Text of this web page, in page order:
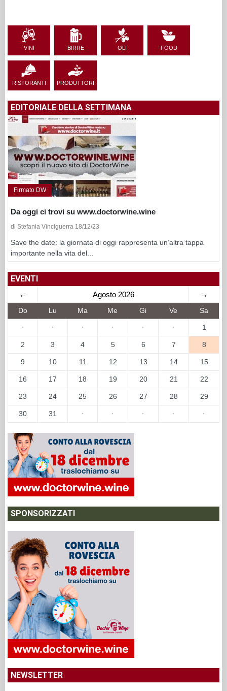
VINI BIRRE OLI FOOD
RISTORANTI PRODUTTORI
EDITORIALE DELLA SETTIMANA
Firmato DW
Da oggi ci trovi su www.doctorwine.wine
di Stefania Vinciguerra 18/12/23
Save the date: la giornata di oggi rappresenta un’altra tappa
importante nella vita del...
EVENTI
← Agosto 2026 →
Do Lu Ma Me Gi Ve Sa
· · · · · · 1
2 3 4 5 6 7 8
9 10 11 12 13 14 15
16 17 18 19 20 21 22
23 24 25 26 27 28 29
30 31 · · · · ·
SPONSORIZZATI
NEWSLETTER